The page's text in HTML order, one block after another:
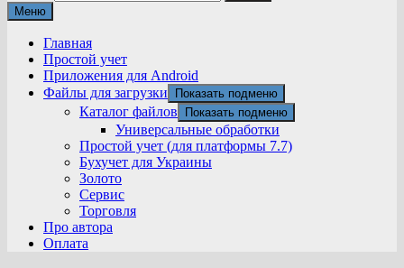
Меню
Главная
Простой учет
Приложения для Android
Файлы для загрузки
Показать подменю
Каталог файлов Показать подменю
Универсальные обработки
Простой учет (для платформы 7.7)
Бухучет для Украины
Золото
Сервис
Торговля
Про автора
Оплата